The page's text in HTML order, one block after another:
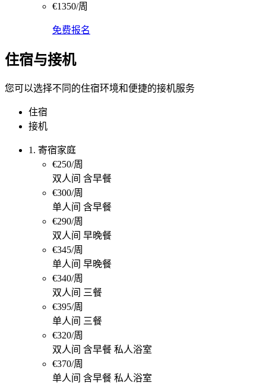
€1350/周
免费报名
住宿与接机
您可以选择不同的住宿环境和便捷的接机服务
住宿
接机
1. 寄宿家庭
€250/周
双人间 含早餐
€300/周
单人间 含早餐
€290/周
双人间 早晚餐
€345/周
单人间 早晚餐
€340/周
双人间 三餐
€395/周
单人间 三餐
€320/周
双人间 含早餐 私人浴室
€370/周
单人间 含早餐 私人浴室